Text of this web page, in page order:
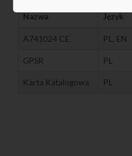
Nazwa Język
A741024 CE PL, EN
GPSR PL
Karta Katalogowa PL